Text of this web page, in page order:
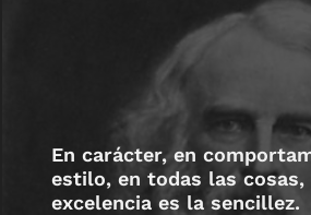
En carácter, en
estilo, en todas las cosas,
excelencia es la sencillez.